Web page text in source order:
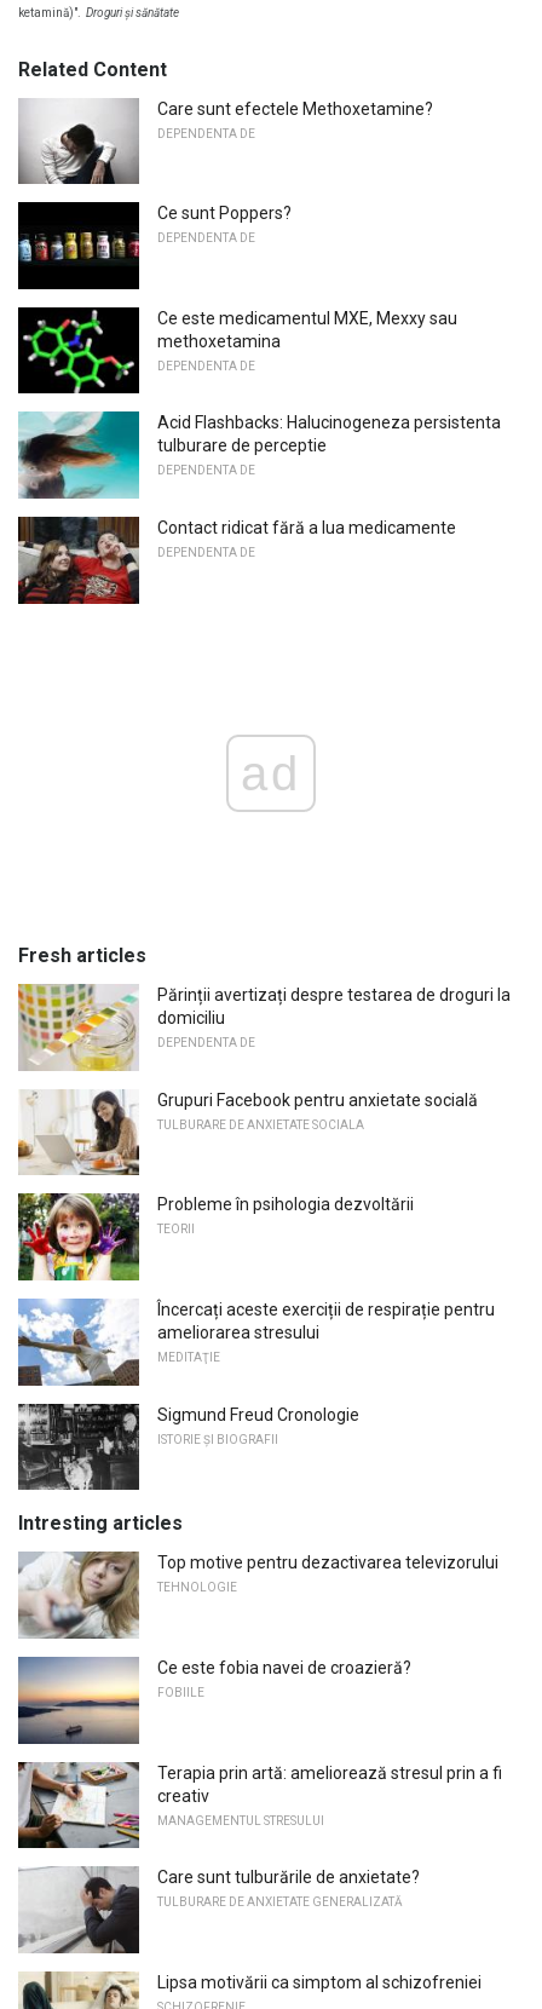
ketamină)". Droguri și sănătate
Related Content
Care sunt efectele Methoxetamine?
DEPENDENTA DE
Ce sunt Poppers?
DEPENDENTA DE
Ce este medicamentul MXE, Mexxy sau
methoxetamina
DEPENDENTA DE
Acid Flashbacks: Halucinogeneza persistenta
tulburare de perceptie
DEPENDENTA DE
Contact ridicat fără a lua medicamente
DEPENDENTA DE
ad
Fresh articles
Părinții avertizați despre testarea de droguri la
domiciliu
DEPENDENTA DE
Grupuri Facebook pentru anxietate socială
TULBURARE DE ANXIETATE SOCIALA
Probleme în psihologia dezvoltării
TEORII
Încercați aceste exerciții de respirație pentru
ameliorarea stresului
MEDITAŢIE
Sigmund Freud Cronologie
ISTORIE ȘI BIOGRAFII
Intresting articles
Top motive pentru dezactivarea televizorului
TEHNOLOGIE
Ce este fobia navei de croazieră?
FOBIILE
Terapia prin artă: ameliorează stresul prin a fi
creativ
MANAGEMENTUL STRESULUI
Care sunt tulburările de anxietate?
TULBURARE DE ANXIETATE GENERALIZATĂ
Lipsa motivării ca simptom al schizofreniei